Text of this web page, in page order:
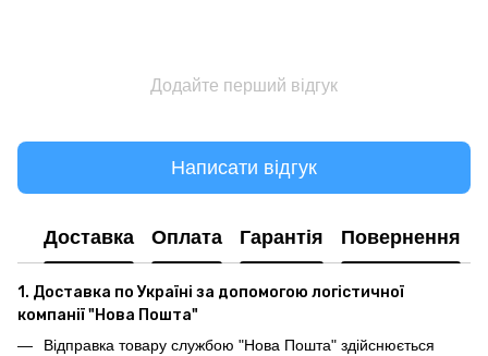
Додайте перший відгук
Написати відгук
Доставка Оплата Гарантія Повернення
1. Доставка по Україні за допомогою логістичної
компанії "Нова Пошта"
Відправка товару службою "Нова Пошта" здійснюється